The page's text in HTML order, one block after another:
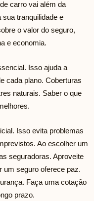
carro vai além da
tranquilidade e
o valor do seguro,
e economia.
Isso ajuda a
cada plano. Coberturas
naturais. Saber o que
Isso evita problemas
Ao escolher um
seguradoras. Aproveite
um seguro oferece paz.
Faça uma cotação
prazo.